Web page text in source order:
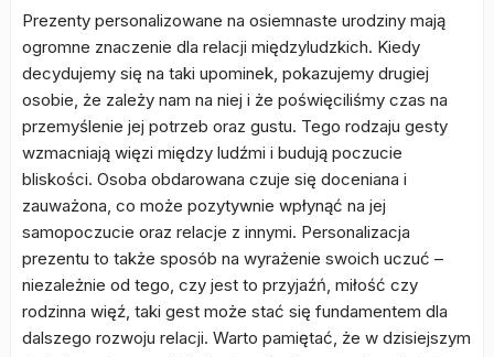
Prezenty personalizowane na osiemnaste urodziny mają
ogromne znaczenie dla relacji międzyludzkich. Kiedy
decydujemy się na taki upominek, pokazujemy drugiej
osobie, że zależy nam na niej i że poświęciliśmy czas na
przemyślenie jej potrzeb oraz gustu. Tego rodzaju gesty
wzmacniają więzi między ludźmi i budują poczucie
bliskości. Osoba obdarowana czuje się doceniana i
zauważona, co może pozytywnie wpłynąć na jej
samopoczucie oraz relacje z innymi. Personalizacja
prezentu to także sposób na wyrażenie swoich uczuć –
niezależnie od tego, czy jest to przyjaźń, miłość czy
rodzinna więź, taki gest może stać się fundamentem dla
dalszego rozwoju relacji. Warto pamiętać, że w dzisiejszym